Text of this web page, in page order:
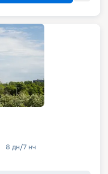
8 дн/7 нч